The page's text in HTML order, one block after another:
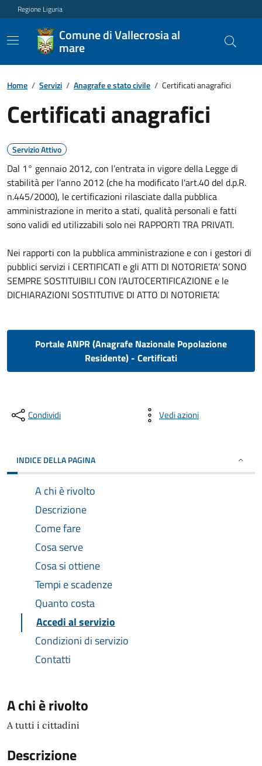
Regione Liguria
Comune di Vallecrosia al
mare
Home / Servizi / Anagrafe e stato civile / Certificati anagrafici
Certificati anagrafici
Servizio Attivo
Dal 1° gennaio 2012, con l’entrata in vigore della Legge di
stabilità per l’anno 2012 (che ha modificato l'art.40 del d.p.R.
n.445/2000), le certificazioni rilasciate dalla pubblica
amministrazione in merito a stati, qualità personali e fatti
sono validi ed utilizzabili solo nei RAPPORTI TRA PRIVATI.
Nei rapporti con la pubblica amministrazione e con i gestori di
pubblici servizi i CERTIFICATI e gli ATTI DI NOTORIETA’ SONO
SEMPRE SOSTITUIBILI CON l’AUTOCERTIFICAZIONE e le
DICHIARAZIONI SOSTITUTIVE DI ATTO DI NOTORIETA’.
Portale ANPR (Anagrafe Nazionale Popolazione
Residente) - Certificati
Condividi Vedi azioni
INDICE DELLA PAGINA
A chi è rivolto
Descrizione
Come fare
Cosa serve
Cosa si ottiene
Tempi e scadenze
Quanto costa
Accedi al servizio
Condizioni di servizio
Contatti
A chi è rivolto
A tutti i cittadini
Descrizione